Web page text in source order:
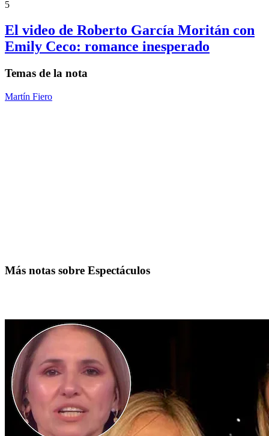
5
El video de Roberto García Moritán con
Emily Ceco: romance inesperado
Temas de la nota
Martín Fiero
Más notas sobre Espectáculos